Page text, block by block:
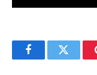
FacebookTwitter